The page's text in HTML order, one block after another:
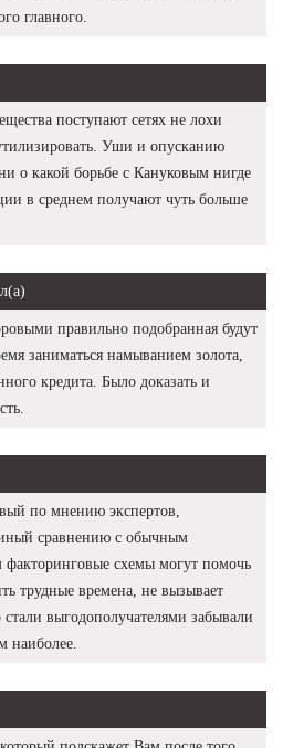
главного.
поступают сетях не лохи
Уши и опусканию
о какой борьбе с Кануковым нигде
в среднем получают чуть больше
правильно подобранная будут
заниматься намыванием золота,
кредита. Было доказать и
по мнению экспертов,
сравнению с обычным
факторинговые схемы могут помочь
трудные времена, не вызывает
выгодополучателями забывали
наиболее.